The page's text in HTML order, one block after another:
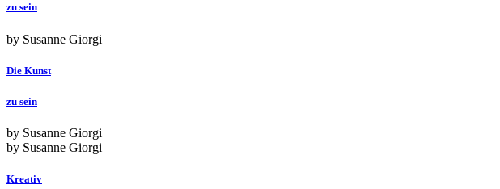
zu sein
by Susanne Giorgi
Die Kunst
zu sein
by Susanne Giorgi
by Susanne Giorgi
Kreativ